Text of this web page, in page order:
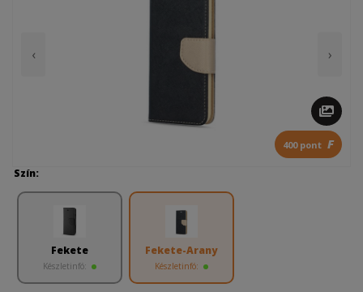
‹ ›
400 pont F
Szín:
Fekete
Készletinfó:
Fekete-Arany
Készletinfó: